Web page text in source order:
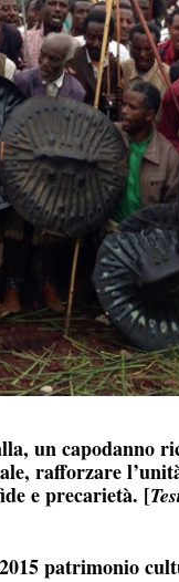
un capodanno
rafforzare
e precarietà. [
patrimonio